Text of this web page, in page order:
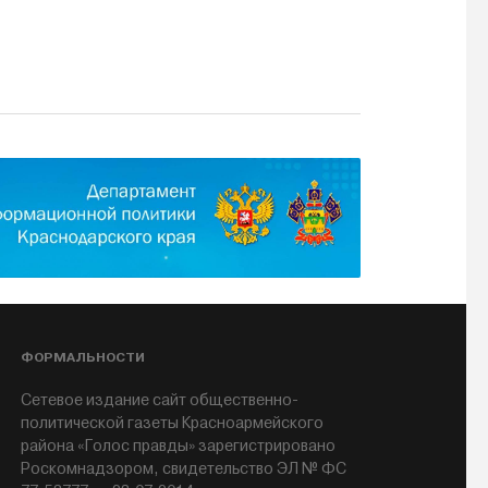
ФОРМАЛЬНОСТИ
Сетевое издание сайт общественно-
политической газеты Красноармейского
района «Голос правды» зарегистрировано
Роскомнадзором, свидетельство ЭЛ № ФС